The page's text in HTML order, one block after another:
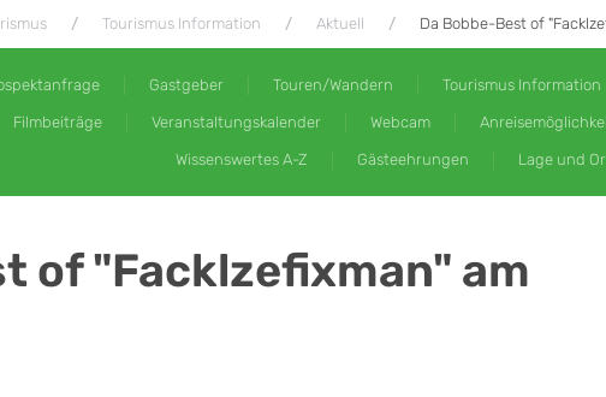
Tourismus Information Aktuell Da Bobbe-Best of
Gastgeber Touren/Wandern Tourismus Information
Filmbeiträge Veranstaltungskalender Webcam
Wissenswertes A-Z Gästeehrungen Lage und
of "Facklzefixman" am